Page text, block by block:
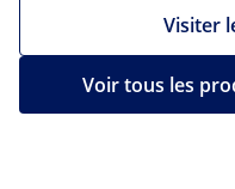
Visiter
Voir tous les